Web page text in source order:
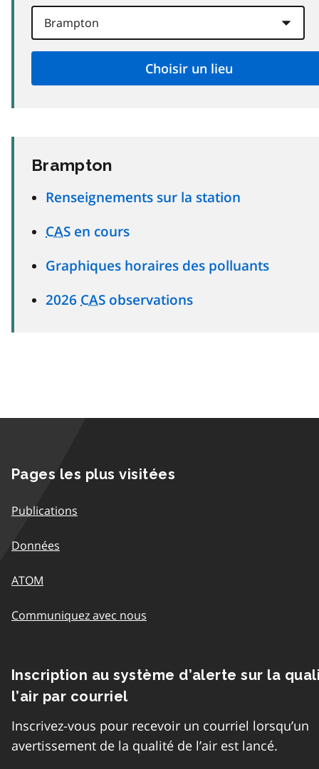
Brampton
Renseignements sur la station
CAS en cours
Graphiques horaires des polluants
2026 CAS observations
Pages les plus visitées
Publications
Données
ATOM
Communiquez avec nous
Inscription au système d’alerte sur la
l’air par courriel
Inscrivez-vous pour recevoir un courriel lorsqu’un
avertissement de la qualité de l’air est lancé.